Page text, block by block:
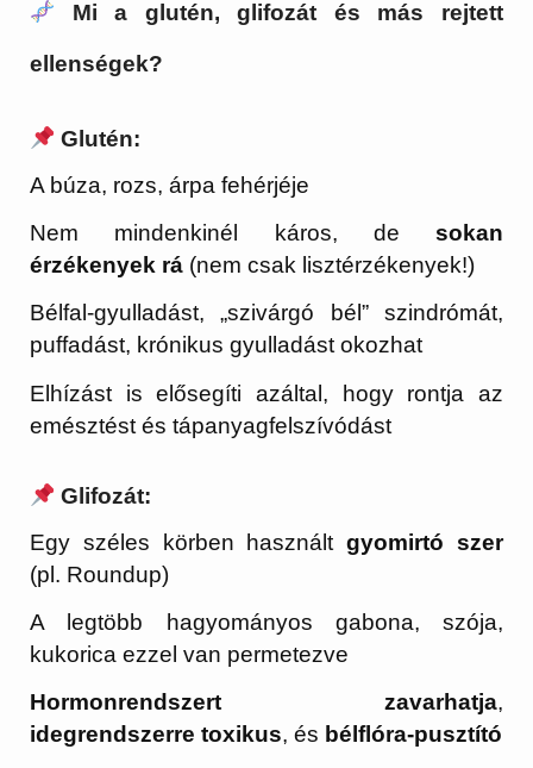
Mi a glutén, glifozát és más rejtett
ellenségek?
Glutén:
A búza, rozs, árpa fehérjéje
Nem mindenkinél káros, de sokan
érzékenyek rá (nem csak lisztérzékenyek!)
Bélfal-gyulladást, „szivárgó bél” szindrómát,
puffadást, krónikus gyulladást okozhat
Elhízást is elősegíti azáltal, hogy rontja az
emésztést és tápanyagfelszívódást
Glifozát:
Egy széles körben használtgyomirtó szer
(pl. Roundup)
A legtöbb hagyományos gabona, szója,
kukorica ezzel van permetezve
Hormonrendszert zavarhatja,
idegrendszerre toxikus, és bélflóra-pusztító